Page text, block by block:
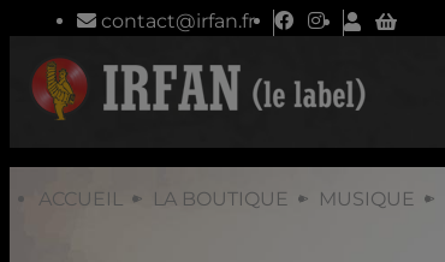
contact@irfan.fr
ACCUEIL LA BOUTIQUE MUSIQUE